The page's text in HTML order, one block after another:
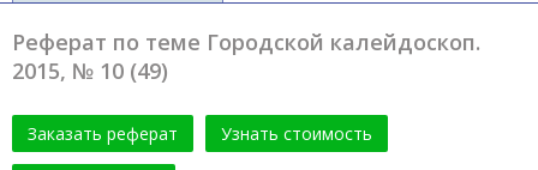
Реферат по теме Городской калейдоскоп.
2015, № 10 (49)
Заказать реферат Узнать стоимость